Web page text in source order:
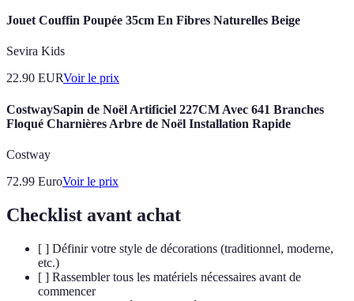
Jouet Couffin Poupée 35cm En Fibres Naturelles Beige
Sevira Kids
22.90 EURVoir le prix
CostwaySapin de Noël Artificiel 227CM Avec 641 Branches
Floqué Charnières Arbre de Noël Installation Rapide
Costway
72.99 EuroVoir le prix
Checklist avant achat
[ ] Définir votre style de décorations (traditionnel, moderne,
etc.)
[ ] Rassembler tous les matériels nécessaires avant de
commencer